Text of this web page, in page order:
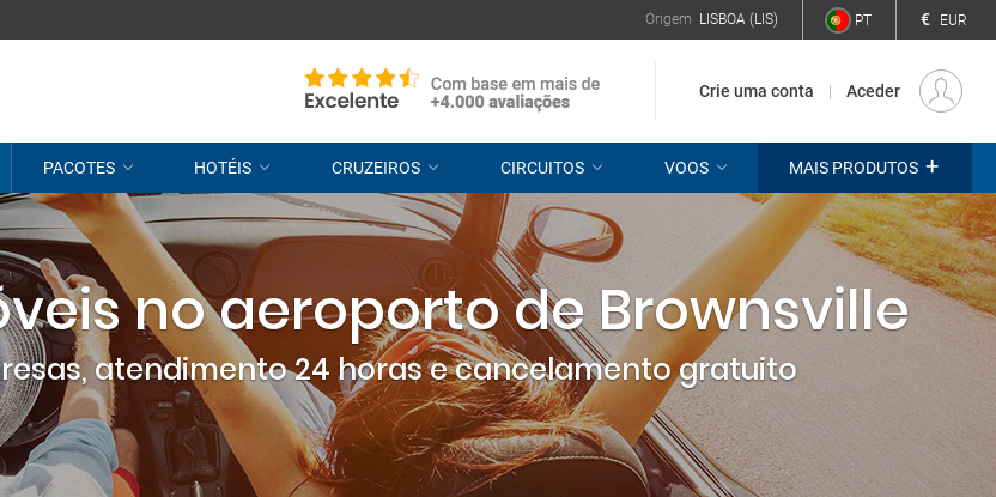
Origem LISBOA (LIS) PT € EUR
Crie uma conta Aceder
PACOTES HOTÉIS CRUZEIROS CIRCUITOS VOOS MAIS PRODUTOS +
no aeroporto de Brownsville
atendimento 24 horas e cancelamento gratuito